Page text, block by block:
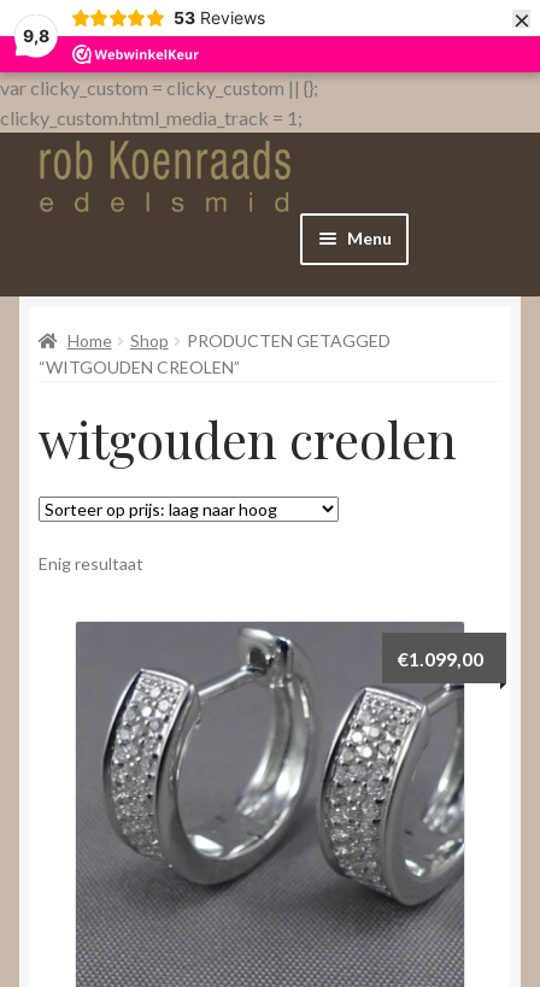
9,8
53 Reviews ×
var clicky_custom = clicky_custom || {};
clicky_custom.html_media_track = 1;
Menu
Home
WebShop
Nieuws
Video’s
uitvouwen
Home Shop
PRODUCTEN GETAGGED
“WITGOUDEN CREOLEN”
witgouden creolen
Enig resultaat
€1.099,00